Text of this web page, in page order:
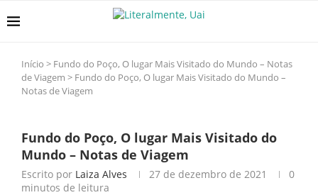
Início > Fundo do Poço, O lugar Mais Visitado do Mundo – Notas
de Viagem > Fundo do Poço, O lugar Mais Visitado do Mundo –
Notas de Viagem
Fundo do Poço, O lugar Mais Visitado do
Mundo – Notas de Viagem
Escrito por Laiza Alves 27 de dezembro de 2021
0
minutos de leitura